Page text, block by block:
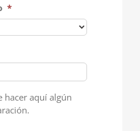
*
hacer aquí algún